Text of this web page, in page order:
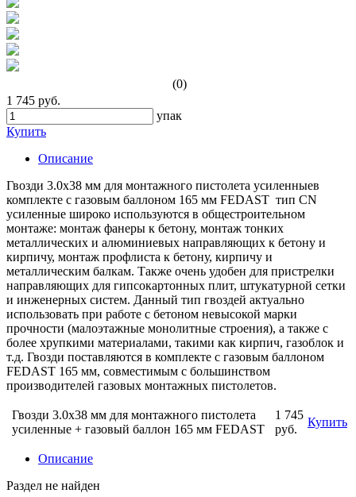
(0)
1 745 руб.
упак
Купить
Описание
Гвозди 3.0x38 мм для монтажного пистолета усиленныев
комплекте с газовым баллоном 165 мм FEDAST тип CN
усиленные широко используются в общестроительном
монтаже: монтаж фанеры к бетону, монтаж тонких
металлических и алюминиевых направляющих к бетону и
кирпичу, монтаж профлиста к бетону, кирпичу и
металлическим балкам. Также очень удобен для пристрелки
направляющих для гипсокартонных плит, штукатурной сетки
и инженерных систем. Данный тип гвоздей актуально
использовать при работе с бетоном невысокой марки
прочности (малоэтажные монолитные строения), а также с
более хрупкими материалами, такими как кирпич, газоблок и
т.д. Гвозди поставляются в комплекте с газовым баллоном
FEDAST 165 мм, совместимым с большинством
производителей газовых монтажных пистолетов.
Гвозди 3.0x38 мм для монтажного пистолета
усиленные + газовый баллон 165 мм FEDAST
1 745
руб.
Купить
Описание
Раздел не найден